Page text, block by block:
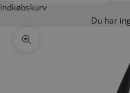
Indkøbskurv
Du har
Zoom